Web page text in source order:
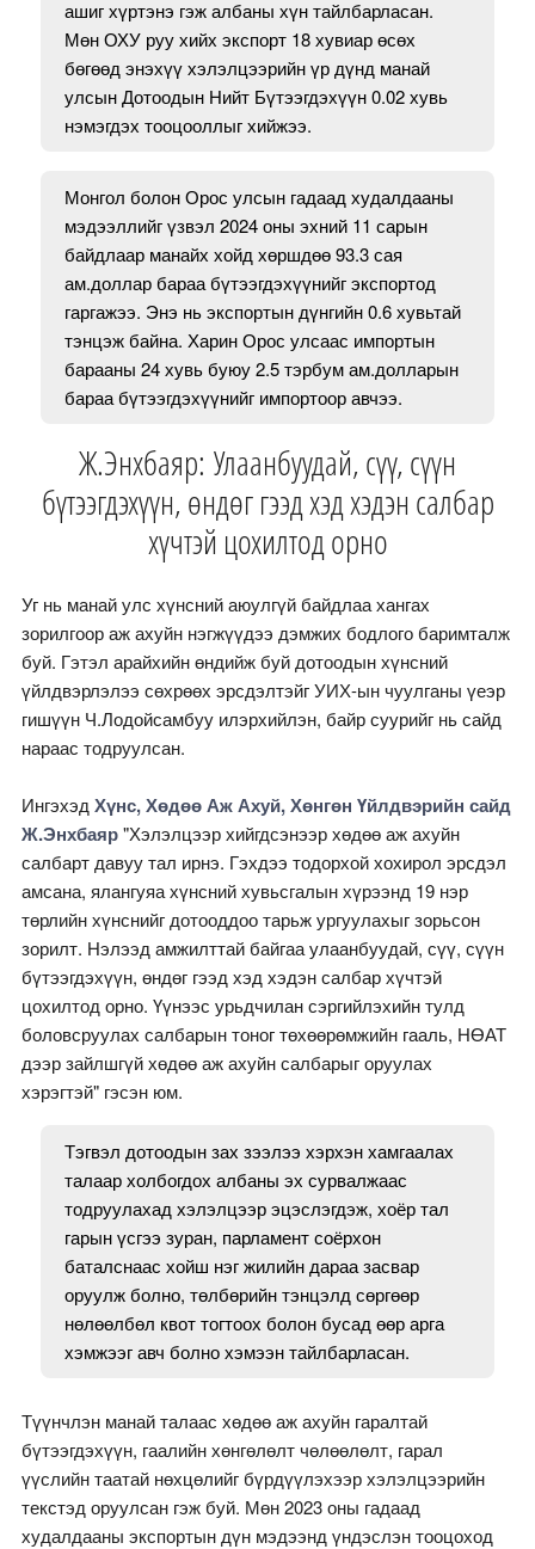
ашиг хүртэнэ гэж албаны хүн тайлбарласан.
Мөн ОХУ руу хийх экспорт 18 хувиар өсөх
бөгөөд энэхүү хэлэлцээрийн үр дүнд манай
улсын Дотоодын Нийт Бүтээгдэхүүн 0.02 хувь
нэмэгдэх тооцооллыг хийжээ.
Монгол болон Орос улсын гадаад худалдааны
мэдээллийг үзвэл 2024 оны эхний 11 сарын
байдлаар манайх хойд хөршдөө 93.3 сая
ам.доллар бараа бүтээгдэхүүнийг экспортод
гаргажээ. Энэ нь экспортын дүнгийн 0.6 хувьтай
тэнцэж байна. Харин Орос улсаас импортын
барааны 24 хувь буюу 2.5 тэрбум ам.долларын
бараа бүтээгдэхүүнийг импортоор авчээ.
Ж.Энхбаяр: Улаанбуудай, сүү, сүүн
бүтээгдэхүүн, өндөг гээд хэд хэдэн салбар
хүчтэй цохилтод орно
Уг нь манай улс хүнсний аюулгүй байдлаа хангах
зорилгоор аж ахуйн нэгжүүдээ дэмжих бодлого баримталж
буй. Гэтэл арайхийн өндийж буй дотоодын хүнсний
үйлдвэрлэлээ сөхрөөх эрсдэлтэйг УИХ-ын чуулганы үеэр
гишүүн Ч.Лодойсамбуу илэрхийлэн, байр суурийг нь сайд
нараас тодруулсан.
Ингэхэд Хүнс, Хөдөө Аж Ахуй, Хөнгөн Үйлдвэрийн сайд
Ж.Энхбаяр"Хэлэлцээр хийгдсэнээр хөдөө аж ахуйн
салбарт давуу тал ирнэ. Гэхдээ тодорхой хохирол эрсдэл
амсана, ялангуяа хүнсний хувьсгалын хүрээнд 19 нэр
төрлийн хүнснийг дотооддоо тарьж ургуулахыг зорьсон
зорилт. Нэлээд амжилттай байгаа улаанбуудай, сүү, сүүн
бүтээгдэхүүн, өндөг гээд хэд хэдэн салбар хүчтэй
цохилтод орно. Үүнээс урьдчилан сэргийлэхийн тулд
боловсруулах салбарын тоног төхөөрөмжийн гааль, НӨАТ
дээр зайлшгүй хөдөө аж ахуйн салбарыг оруулах
хэрэгтэй" гэсэн юм.
Тэгвэл дотоодын зах зээлээ хэрхэн хамгаалах
талаар холбогдох албаны эх сурвалжаас
тодруулахад хэлэлцээр эцэслэгдэж, хоёр тал
гарын үсгээ зуран, парламент соёрхон
баталснаас хойш нэг жилийн дараа засвар
оруулж болно, төлбөрийн тэнцэлд сөргөөр
нөлөөлбөл квот тогтоох болон бусад өөр арга
хэмжээг авч болно хэмээн тайлбарласан.
Түүнчлэн манай талаас хөдөө аж ахуйн гаралтай
бүтээгдэхүүн, гаалийн хөнгөлөлт чөлөөлөлт, гарал
үүслийн таатай нөхцөлийг бүрдүүлэхээр хэлэлцээрийн
текстэд оруулсан гэж буй. Мөн 2023 оны гадаад
худалдааны экспортын дүн мэдээнд үндэслэн тооцоход